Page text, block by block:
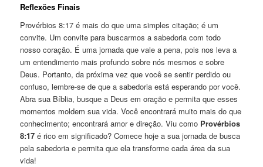
Reflexões Finais
Provérbios 8:17 é mais do que uma simples citação; é um
convite. Um convite para buscarmos a sabedoria com todo
nosso coração. É uma jornada que vale a pena, pois nos leva a
um entendimento mais profundo sobre nós mesmos e sobre
Deus. Portanto, da próxima vez que você se sentir perdido ou
confuso, lembre-se de que a sabedoria está esperando por você.
Abra sua Bíblia, busque a Deus em oração e permita que esses
momentos moldem sua vida. Você encontrará muito mais do que
conhecimento; encontrará amor e direção. Viu como Provérbios
8:17 é rico em significado? Comece hoje a sua jornada de busca
pela sabedoria e permita que ela transforme cada área da sua
vida!